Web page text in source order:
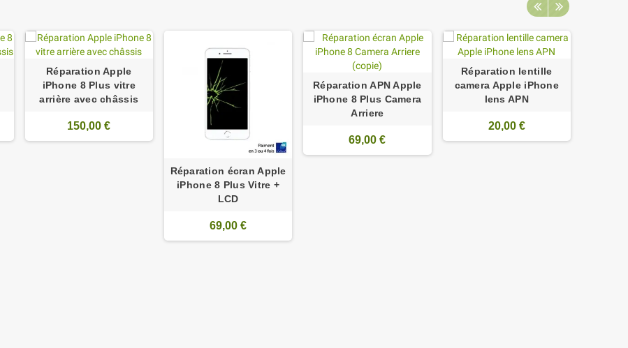
Réparation Apple
iPhone 8 Plus vitre
arrière avec châssis
150,00 €
Réparation écran Apple
iPhone 8 Plus Vitre +
LCD
69,00 €
Réparation APN Apple
iPhone 8 Plus Camera
Arriere
69,00 €
Réparation lentille
camera Apple iPhone
lens APN
20,00 €